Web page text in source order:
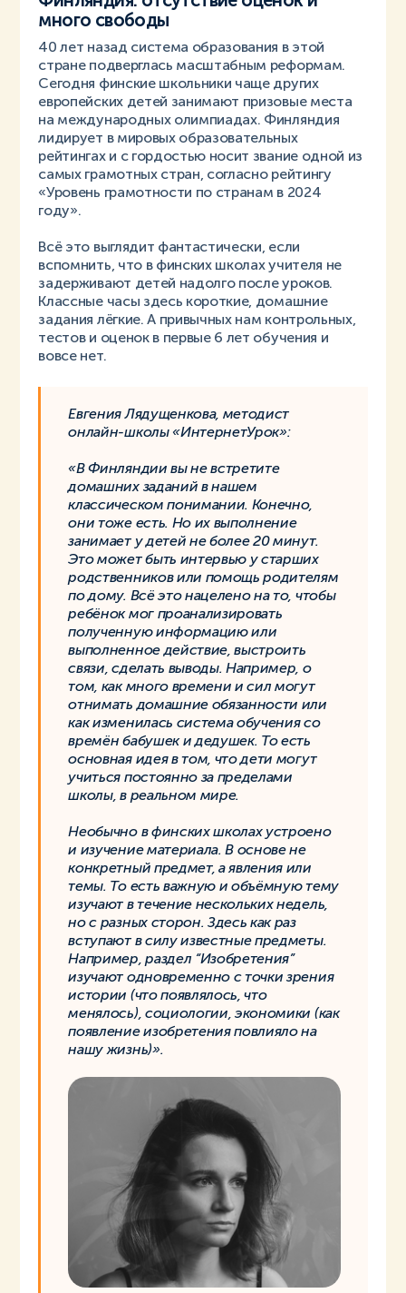
много свободы
40 лет назад система образования в этой
стране подверглась масштабным реформам.
Сегодня финские школьники чаще других
европейских детей занимают призовые места
на международных олимпиадах. Финляндия
лидирует в мировых образовательных
рейтингах и с гордостью носит звание одной из
самых грамотных стран, согласно рейтингу
«Уровень грамотности по странам в 2024
году».
Всё это выглядит фантастически, если
вспомнить, что в финских школах учителя не
задерживают детей надолго после уроков.
Классные часы здесь короткие, домашние
задания лёгкие. А привычных нам контрольных,
тестов и оценок в первые 6 лет обучения и
вовсе нет.
Евгения Лядущенкова, методист
онлайн-школы «ИнтернетУрок»:
«В Финляндии вы не встретите
домашних заданий в нашем
классическом понимании. Конечно,
они тоже есть. Но их выполнение
занимает у детей не более 20 минут.
Это может быть интервью у старших
родственников или помощь родителям
по дому. Всё это нацелено на то, чтобы
ребёнок мог проанализировать
полученную информацию или
выполненное действие, выстроить
связи, сделать выводы. Например, о
том, как много времени и сил могут
отнимать домашние обязанности или
как изменилась система обучения со
времён бабушек и дедушек. То есть
основная идея в том, что дети могут
учиться постоянно за пределами
школы, в реальном мире.
Необычно в финских школах устроено
и изучение материала. В основе не
конкретный предмет, а явления или
темы. То есть важную и объёмную тему
изучают в течение нескольких недель,
но с разных сторон. Здесь как раз
вступают в силу известные предметы.
Например, раздел “Изобретения”
изучают одновременно с точки зрения
истории (что появлялось, что
менялось), социологии, экономики (как
появление изобретения повлияло на
нашу жизнь)».